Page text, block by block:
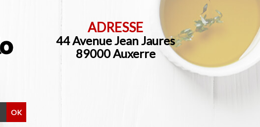
ADRESSE
44 Avenue Jean Jaures
89000 Auxerre
OK